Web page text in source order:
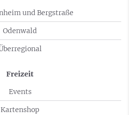
und Bergstraße
Odenwald
Freizeit
Events
Kartenshop